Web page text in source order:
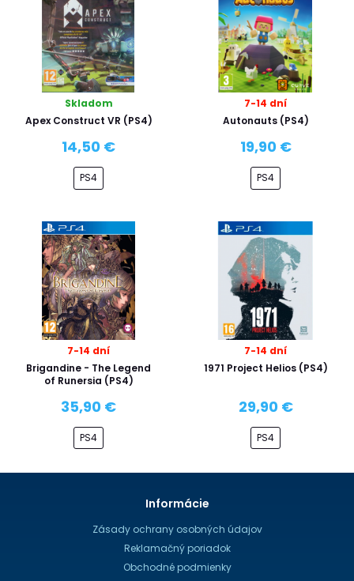
Skladom
Apex Construct VR (PS4)
14,50 €
PS4
7-14 dní
Autonauts (PS4)
19,90 €
PS4
7-14 dní
Brigandine - The Legend
of Runersia (PS4)
35,90 €
PS4
7-14 dní
1971 Project Helios (PS4)
29,90 €
PS4
Informácie
Zásady ochrany osobných údajov
Reklamačný poriadok
Obchodné podmienky